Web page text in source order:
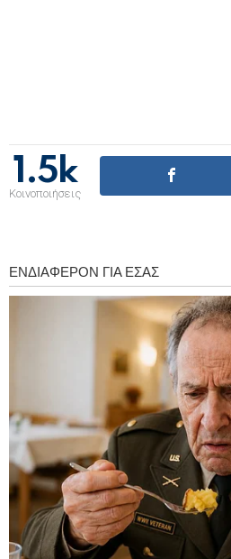
1.5k
Κοινοποιήσεις